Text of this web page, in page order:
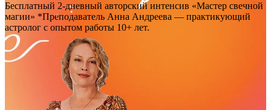
Бесплатный 2-дневный авторский интенсив «Мастер свечной
магии» *Преподаватель Анна Андреева — практикующий
астролог с опытом работы 10+ лет.